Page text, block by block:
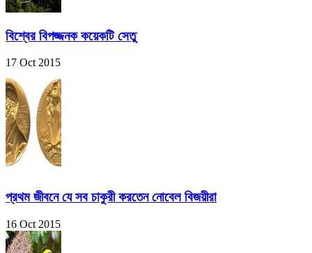
বিশ্বের বিপজ্জনক কয়েকটি সেতু
17 Oct 2015
প্রথম জীবনে যে সব চাকুরী করতেন নোবেল বিজয়ীরা
16 Oct 2015